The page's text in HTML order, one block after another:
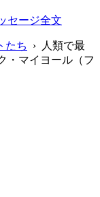
セージ全文
たち
› 人類で最
・マイヨール（フ